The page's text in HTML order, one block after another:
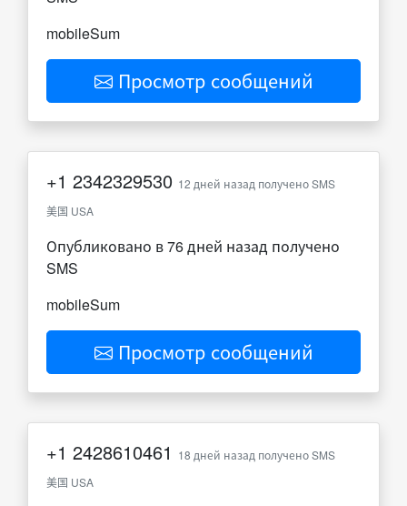
mobileSum
Просмотр сообщений
+1 2342329530 12 дней назад получено SMS
美国 USA
Опубликовано в 76 дней назад получено
SMS
mobileSum
Просмотр сообщений
+1 2428610461
18 дней назад получено SMS
美国 USA